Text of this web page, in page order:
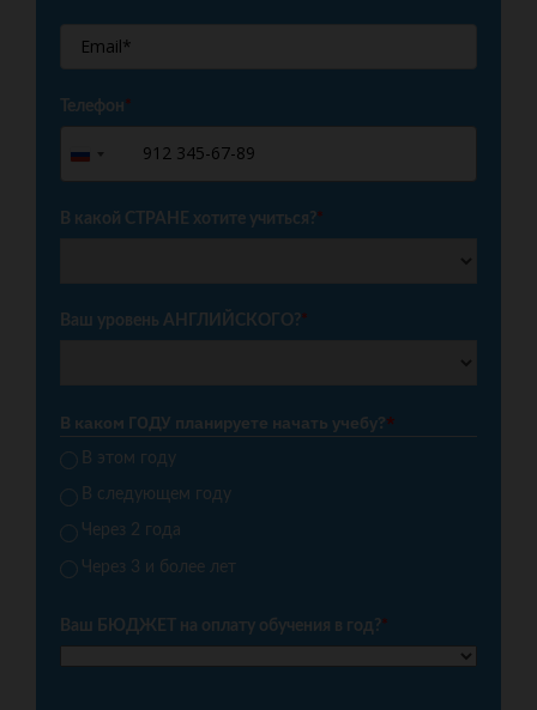
Телефон*
Russia
+7
В какой СТРАНЕ хотите учиться?*
Ваш уровень АНГЛИЙСКОГО?*
В каком ГОДУ планируете начать учебу?*
В этом году
В следующем году
Через 2 года
Через 3 и более лет
Ваш БЮДЖЕТ на оплату обучения в год?*